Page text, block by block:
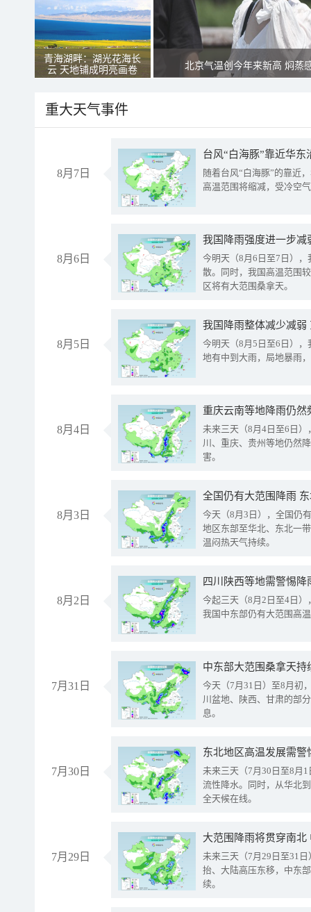
青海湖畔：湖光花海长
云 天地铺成明亮画卷
北京气温创今年来新高 焖蒸
重大天气事件
8月7日
台风“白海豚”靠近华
随着台风“白海豚”的靠近
高温范围将缩减，受冷空
8月6日
今明天（8月6日至7日）
散。同时，我国高温范围
区将有大范围桑拿天。
8月5日
我国降雨整体减少减弱
今明天（8月5日至6日）
地有中到大雨，局地暴雨
8月4日
重庆云南等地降雨仍然
未来三天（8月4日至6日
川、重庆、贵州等地仍然
害。
8月3日
全国仍有大范围降雨
今天（8月3日），全国仍
地区东部至华北、东北一
温闷热天气持续。
8月2日
今起三天（8月2日至4日
我国中东部仍有大范围高
7月31日
中东部大范围桑拿天
今天（7月31日）至8月初
川盆地、陕西、甘肃的部
息。
7月30日
东北地区高温发展需
未来三天（7月30日至8月
流性降水。同时，从华北
全天候在线。
7月29日
大范围降雨将贯穿南
未来三天（7月29日至31
抬、大陆高压东移，中东
续。